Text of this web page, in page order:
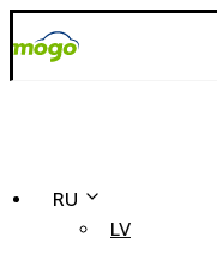
RU
LV